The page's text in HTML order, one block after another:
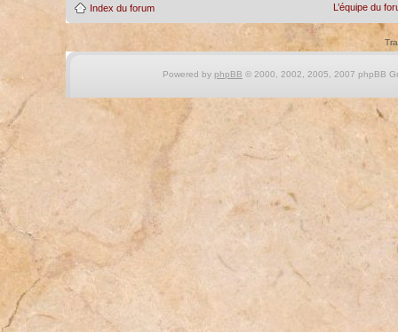
Index du forum L’équipe du
Powered by phpBB © 2000, 2002, 2005, 2007 phpBB